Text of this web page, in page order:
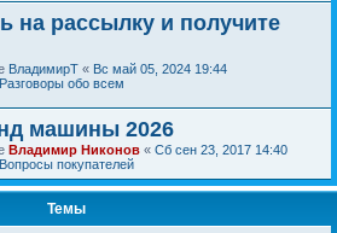
на рассылку и получите
ВладимирТ « Вс май 05, 2024 19:44
Разговоры обо всем
машины 2026
Владимир Никонов « Сб сен 23, 2017 14:40
Вопросы покупателей
Темы